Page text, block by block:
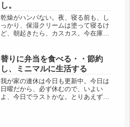
し。
乾燥がハンパない。夜、寝る前も、し
っかり、保湿クリームは塗って寝るけ
ど、朝起きたら、カスカス。今在庫の
リームを買う余裕はないし・・・かん
こブログさんが、数日前に書かれて
い...
替りに弁当を食べる・・節約
し、ミニマルに生活する
我が家の連休は今日も更新中。今日は
日曜だから、必ず休むので、いよい
よ、今日でラストかな。とりあえず、